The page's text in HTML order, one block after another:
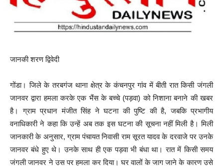
जानकी शरण द्विवेदी
गोंडा। जिले के तरबगंज थाना क्षेत्र के कंचनपुर गांव में बीती रात किसी जंगली
जानवर द्वारा हमला करके एक भैंस के बच्चे (पड़वा) को निशाना बनाने की खबर
है। ग्राम प्रधान मंजीत सिंह ने घटना की पुष्टि की है, जबकि प्रभागीय
वनाधिकारी ने कहा कि उन्हें अब तक इस घटना की सूचना नहीं मिली है। मिली
जानकारी के अनुसार, ग्राम पंचायत निवासी राम सूरत यादव के दरवाजे पर उनके
जानवर बंधे हुए थे। उनके साथ ही एक पड़वा भी बंधा था। रात में किसी समय
जंगली जानवर ने उस पर हमला कर दिया। घर वालों के जाग जाने के कारण उसे